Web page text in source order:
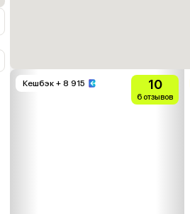
Кешбэк + 8 915 10
6 отзывов